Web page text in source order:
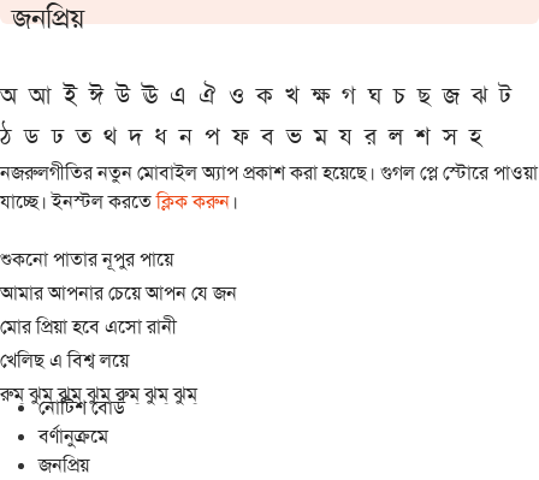
জনপ্রিয়
অ আ ই ঈ উ ঊ এ ঐ ও ক খ ক্ষ গ ঘ চ ছ জ ঝ ট
ঠ ড ঢ ত থ দ ধ ন প ফ ব ভ ম য র ল শ স হ
নজরুলগীতির নতুন মোবাইল অ্যাপ প্রকাশ করা হয়েছে। গুগল প্লে স্টোরে পাওয়া
যাচ্ছে। ইনস্টল করতেক্লিক করুন।
শুকনো পাতার নূপুর পায়ে
আমার আপনার চেয়ে আপন যে জন
মোর প্রিয়া হবে এসো রানী
খেলিছ এ বিশ্ব লয়ে
রুম্ ঝুম্ ঝুম্ ঝুম্ রুম্ ঝুম্ ঝুম্
নোটিশ বোর্ড
বর্ণানুক্রমে
জনপ্রিয়